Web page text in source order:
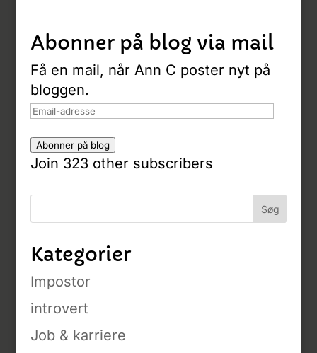
Abonner på blog via mail
Få en mail, når Ann C poster nyt på
bloggen.
Email-
Abonner på blog
Join 323 other subscribers
Kategorier
Impostor
introvert
Job & karriere